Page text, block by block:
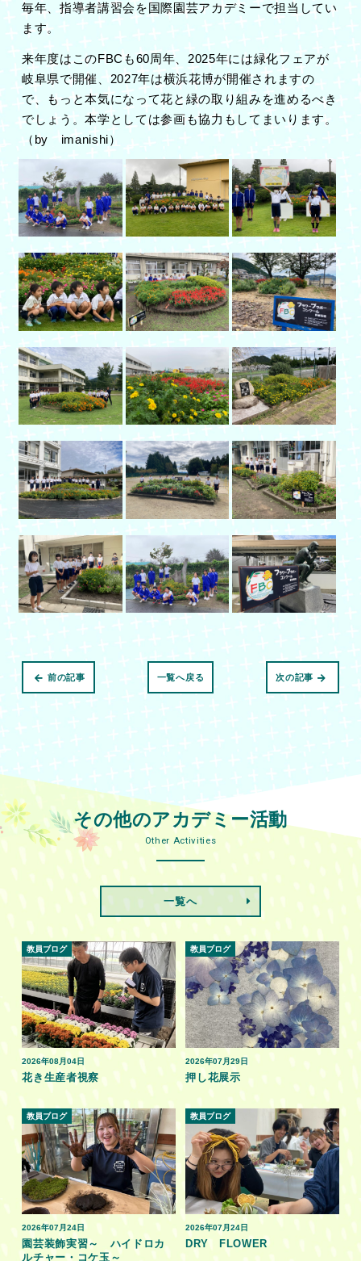
毎年、指導者講習会を国際園芸アカデミーで担当してい
ます。
来年度はこのFBCも60周年、2025年には緑化フェアが
岐阜県で開催、2027年は横浜花博が開催されますの
で、もっと本気になって花と緑の取り組みを進めるべき
でしょう。本学としては参画も協力もしてまいります。
（by imanishi）
次の記事
一覧へ戻る
前の記事
その他のアカデミー活動
Other Activities
一覧へ
2026年08月04日
教員ブログ
花き生産者視察
2026年07月29日
教員ブログ
押し花展示
2026年07月24日
教員ブログ
園芸装飾実習～ ハイドロカ
ルチャー・コケ玉～
2026年07月24日
教員ブログ
DRY FLOWER